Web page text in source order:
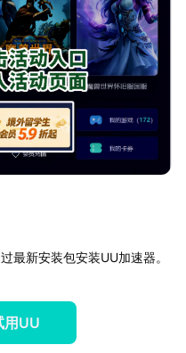
最新安装包安装UU加速器。
用UU